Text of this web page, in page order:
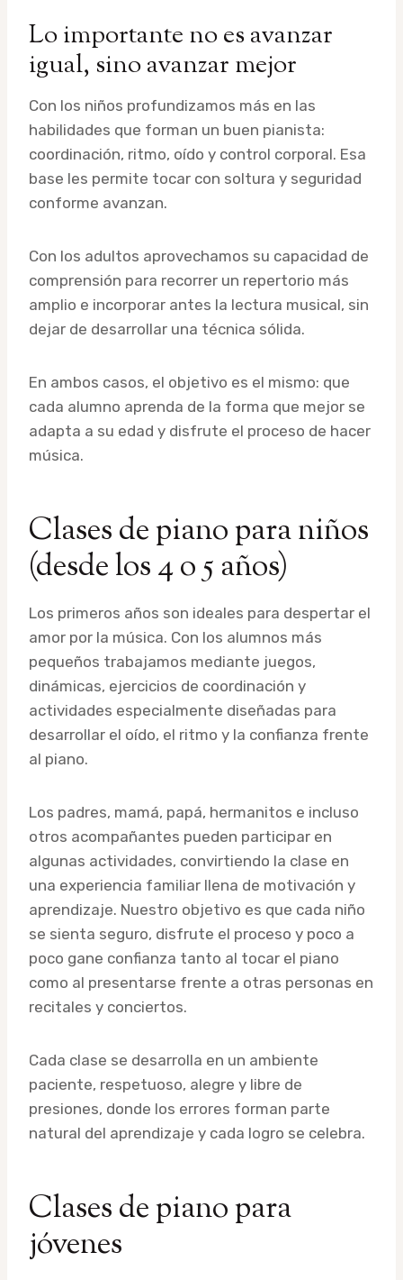
Lo importante no es avanzar
igual, sino avanzar mejor
Con los niños profundizamos más en las
habilidades que forman un buen pianista:
coordinación, ritmo, oído y control corporal. Esa
base les permite tocar con soltura y seguridad
conforme avanzan.
Con los adultos aprovechamos su capacidad de
comprensión para recorrer un repertorio más
amplio e incorporar antes la lectura musical, sin
dejar de desarrollar una técnica sólida.
En ambos casos, el objetivo es el mismo: que
cada alumno aprenda de la forma que mejor se
adapta a su edad y disfrute el proceso de hacer
música.
Clases de piano para niños
(desde los 4 o 5 años)
Los primeros años son ideales para despertar el
amor por la música. Con los alumnos más
pequeños trabajamos mediante juegos,
dinámicas, ejercicios de coordinación y
actividades especialmente diseñadas para
desarrollar el oído, el ritmo y la confianza frente
al piano.
Los padres, mamá, papá, hermanitos e incluso
otros acompañantes pueden participar en
algunas actividades, convirtiendo la clase en
una experiencia familiar llena de motivación y
aprendizaje. Nuestro objetivo es que cada niño
se sienta seguro, disfrute el proceso y poco a
poco gane confianza tanto al tocar el piano
como al presentarse frente a otras personas en
recitales y conciertos.
Cada clase se desarrolla en un ambiente
paciente, respetuoso, alegre y libre de
presiones, donde los errores forman parte
natural del aprendizaje y cada logro se celebra.
Clases de piano para
jóvenes